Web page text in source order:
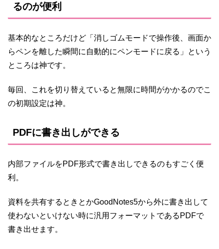
るのが便利
基本的なところだけど「消しゴムモードで操作後、画面か
らペンを離した瞬間に自動的にペンモードに戻る」という
ところは神です。
毎回、これを切り替えていると無限に時間がかかるのでこ
の初期設定は神。
PDFに書き出しができる
内部ファイルをPDF形式で書き出しできるのもすごく便
利。
資料を共有するときとかGoodNotes5から外に書き出して
使わないといけない時に汎用フォーマットであるPDFで
書き出せます。